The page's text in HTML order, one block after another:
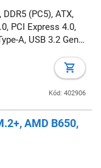
(PC5), ATX,
PCI Express 4.0,
A, USB 3.2 Gen 2
Kód: 402906
AMD B650,